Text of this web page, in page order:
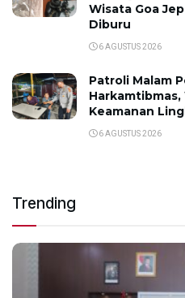
Wisata Goa
Diburu
6 AGUSTUS 2026
Patroli Malam
Harkamtibmas,
Keamanan
6 AGUSTUS 2026
Trending